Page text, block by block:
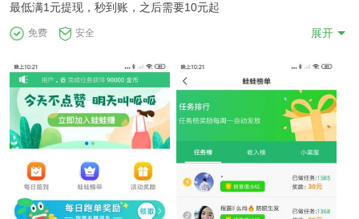
最低满1元提现，秒到账，之后需要10元起
免费 安全 展开